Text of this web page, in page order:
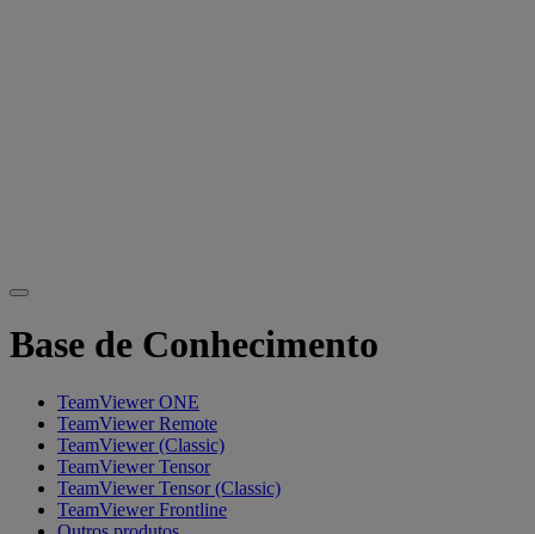
Base de Conhecimento
TeamViewer ONE
TeamViewer Remote
TeamViewer (Classic)
TeamViewer Tensor
TeamViewer Tensor (Classic)
TeamViewer Frontline